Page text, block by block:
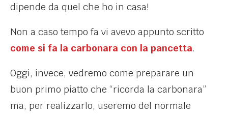
dipende da quel che ho in casa!
Non a caso tempo fa vi avevo appunto scritto
come si fa la carbonara con la pancetta.
Oggi, invece, vedremo come preparare un
buon primo piatto che “ricorda la carbonara”
ma, per realizzarlo, useremo del normale